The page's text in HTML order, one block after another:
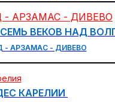
АРЗАМАС - ДИВЕВО
ВЕКОВ НАД
- АРЗАМАС - ДИВЕВО
КАРЕЛИИ